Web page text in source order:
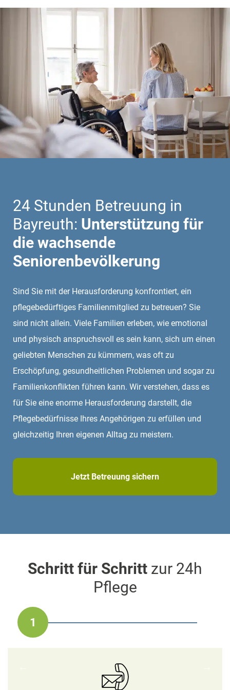
24 Stunden Betreuung in
Bayreuth: Unterstützung für
die wachsende
Seniorenbevölkerung
Sind Sie mit der Herausforderung konfrontiert, ein
pflegebedürftiges Familienmitglied zu betreuen? Sie
sind nicht allein. Viele Familien erleben, wie emotional
und physisch anspruchsvoll es sein kann, sich um einen
geliebten Menschen zu kümmern, was oft zu
Erschöpfung, gesundheitlichen Problemen und sogar zu
Familienkonflikten führen kann. Wir verstehen, dass es
für Sie eine enorme Herausforderung darstellt, die
Pflegebedürfnisse Ihres Angehörigen zu erfüllen und
gleichzeitig Ihren eigenen Alltag zu meistern.
Jetzt Betreuung sichern
Schritt für Schritt zur 24h
Pflege
1 2 3 4 5